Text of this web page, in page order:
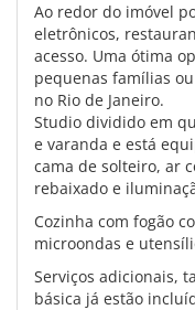
Ao redor do imóvel
eletrônicos,
acesso. Uma ótima
pequenas famílias
no Rio de Janeiro.
Studio dividido em
e varanda e está
cama de solteiro, ar
rebaixado e
Cozinha com fogão
microondas e
Serviços adicionais,
básica já estão